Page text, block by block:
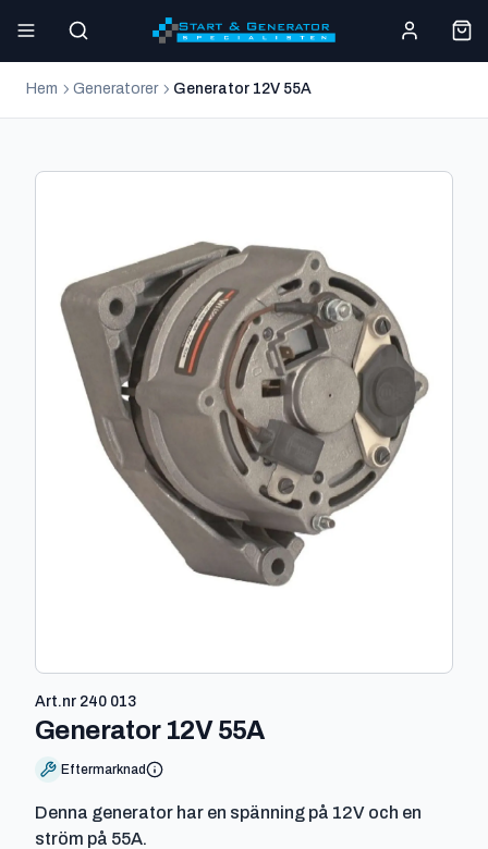
Hem Generatorer Generator 12V 55A
Art.nr 240 013
Generator 12V 55A-
Eftermarknad
Denna generator har en spänning på 12V och en
ström på 55A.